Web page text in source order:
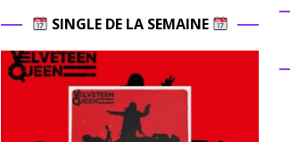
SINGLE DE LA SEMAINE